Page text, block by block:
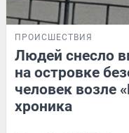
ПРОИСШЕСТВИЯ
Людей снесло
на островке
человек возле
хроника